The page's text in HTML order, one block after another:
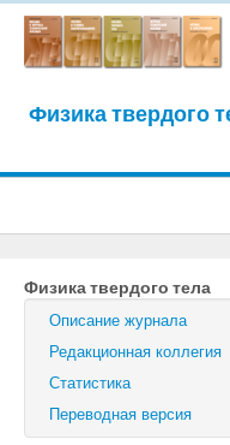
Физика твердого
Журнал
Письма в Журнал
Физика твердого
Физика и техника
Физика твердого тела
Описание журнала
Редакционная коллегия
Статистика
Переводная версия